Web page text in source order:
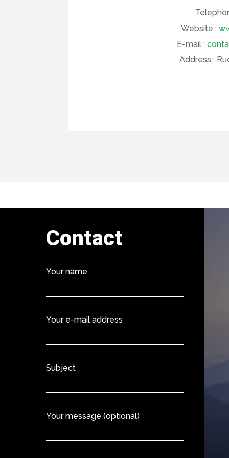
Website :
E-mail :
Address :
Contact
Your name
Your e-mail address
Subject
Your message (optional)